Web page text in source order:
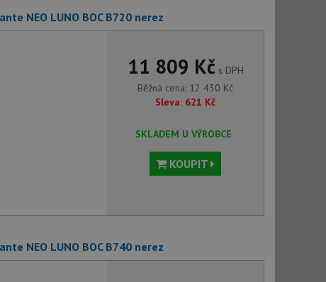
NEO LUNO BOC B720 nerez
11 809 Kčs DPH
Běžná cena: 12 430 Kč
Sleva: 621 Kč
SKLADEM U VÝROBCE
KOUPIT
NEO LUNO BOC B740 nerez